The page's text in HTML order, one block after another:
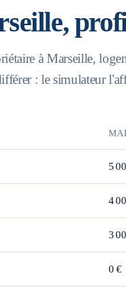
,
àMarseille,
: le simulateur
5
4
3
0 €